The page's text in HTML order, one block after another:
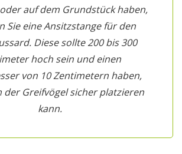
auf dem Grundstück haben,
Sie eine Ansitzstange für den
Diese sollte 200 bis 300
hoch sein und einen
von 10 Zentimetern haben,
der Greifvögel sicher platzieren
kann.